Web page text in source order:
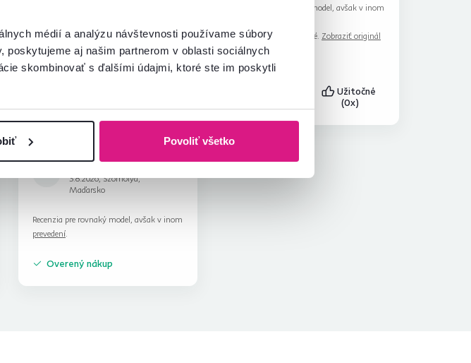
médií a analýzu návštevnosti používame súbory
aj našim partnerom v oblasti sociálnych
skombinovať s ďalšími údajmi, ktoré ste im poskytli
Povoliť všetko
prevedení.
Automaticky preložené. Zobraziť originál
Recenzia pre rovnaký model, avšak v inom
Automaticky preložené. Zobraziť originál
(maďarčina)
Užitočné
(0x)
Zsuzsanna F.
3.8.2026, Szomolya,
Maďarsko
5hviezdičiek
Recenzia pre rovnaký model, avšak v inom
prevedení
Overený nákup